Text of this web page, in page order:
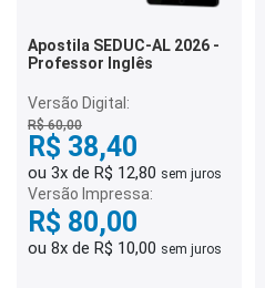
Apostila SEDUC-AL 2026 -
Professor Inglês
Versão Digital:
R$ 60,00
R$ 38,40
ou 3x de R$ 12,80 sem juros
Versão Impressa:
R$ 80,00
ou 8x de R$ 10,00 sem juros